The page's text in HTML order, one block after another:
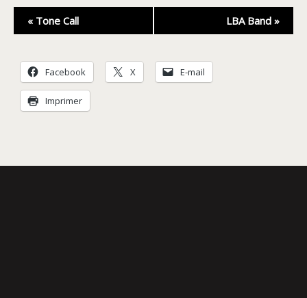
Navigation
Évènement
« Tone Call LBA Band »
Facebook X E-mail
Imprimer